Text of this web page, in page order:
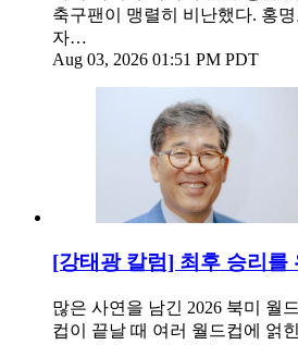
축구팬이 맹렬히 비난했다. 홍
자…
Aug 03, 2026 01:51 PM PDT
[강태광 칼럼] 최후 승리를
많은 사연을 남긴 2026 북미 월
컵이 끝날 때 여러 월드컵에 얽